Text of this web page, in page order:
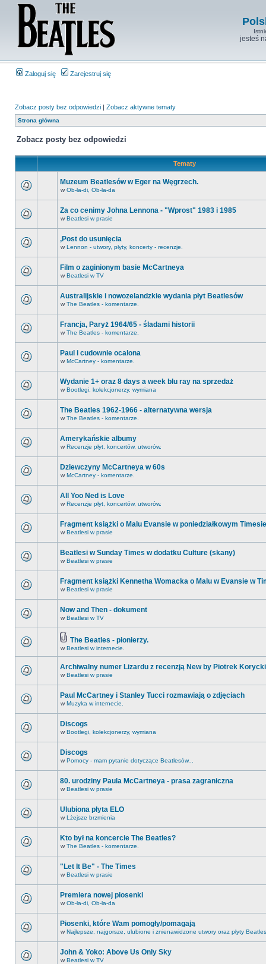
jesteś
Zaloguj się Zarejestruj się
Zobacz posty bez odpowiedzi | Zobacz aktywne tematy
Strona główna
Zobacz posty bez odpowiedzi
Tematy
Muzeum Beatlesów w Eger na Węgrzech.
w Ob-la-di, Ob-la-da
Za co cenimy Johna Lennona - "Wprost" 1983 i 1985
w Beatlesi w prasie
,Post do usunięcia
w Lennon - utwory, płyty, koncerty - recenzje.
Film o zaginionym basie McCartneya
w Beatlesi w TV
Australijskie i nowozelandzkie wydania płyt Beatlesów
w The Beatles - komentarze.
Francja, Paryż 1964/65 - śladami historii
w The Beatles - komentarze.
Paul i cudownie ocalona
w McCartney - komentarze.
Wydanie 1+ oraz 8 days a week blu ray na sprzedaż
w Bootlegi, kolekcjonerzy, wymiana
The Beatles 1962-1966 - alternatywna wersja
w The Beatles - komentarze.
Amerykańskie albumy
w Recenzje płyt, koncertów, utworów.
Dziewczyny McCartneya w 60s
w McCartney - komentarze.
All Yoo Ned is Love
w Recenzje płyt, koncertów, utworów.
Fragment książki o Malu Evansie w poniedziałkowym Timesie
w Beatlesi w prasie
Beatlesi w Sunday Times w dodatku Culture (skany)
w Beatlesi w prasie
Fragment książki Kennetha Womacka o Malu w Evansie w
w Beatlesi w prasie
Now and Then - dokument
w Beatlesi w TV
The Beatles - pionierzy.
w Beatlesi w internecie.
Archiwalny numer Lizardu z recenzją New by Piotrek Korycki
w Beatlesi w prasie
Paul McCartney i Stanley Tucci rozmawiają o zdjęciach
w Muzyka w internecie.
Discogs
w Bootlegi, kolekcjonerzy, wymiana
Discogs
w Pomocy - mam pytanie dotyczące Beatlesów...
80. urodziny Paula McCartneya - prasa zagraniczna
w Beatlesi w prasie
Ulubiona płyta ELO
w Lżejsze brzmienia
Kto był na koncercie The Beatles?
w The Beatles - komentarze.
"Let It Be" - The Times
w Beatlesi w prasie
Premiera nowej piosenki
w Ob-la-di, Ob-la-da
Piosenki, które Wam pomogły/pomagają
w Najlepsze, najgorsze, ulubione i znienawidzone utwory oraz płyty
John & Yoko: Above Us Only Sky
w Beatlesi w TV